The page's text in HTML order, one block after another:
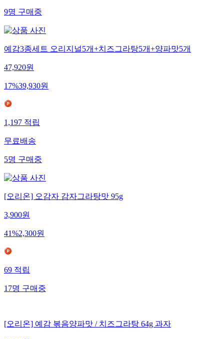
9명구매중
예감3종세트 오리지널5개+치즈그라탕5개+양파맛5개
47,920원
17%39,930원
1,197적립
무료배송
5명구매중
[오리온] 오감자 감자그라탕맛 95g
3,900원
41%2,300원
69적립
17명구매중
[오리온] 예감 볶음양파맛 / 치즈그라탕 64g 과자